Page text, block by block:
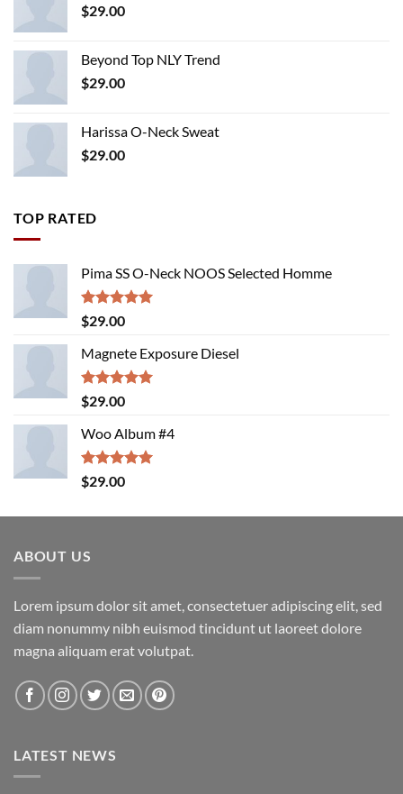
$29.00
Beyond Top NLY Trend
$29.00
Harissa O-Neck Sweat
$29.00
TOP RATED
Pima SS O-Neck NOOS Selected Homme
Rated5.00
out of 5
$29.00
Magnete Exposure Diesel
Rated5.00
out of 5
$29.00
Woo Album #4
Rated5.00
out of 5
$29.00
ABOUT US
Lorem ipsum dolor sit amet, consectetuer adipiscing elit, sed
diam nonummy nibh euismod tincidunt ut laoreet dolore
magna aliquam erat volutpat.
LATEST NEWS